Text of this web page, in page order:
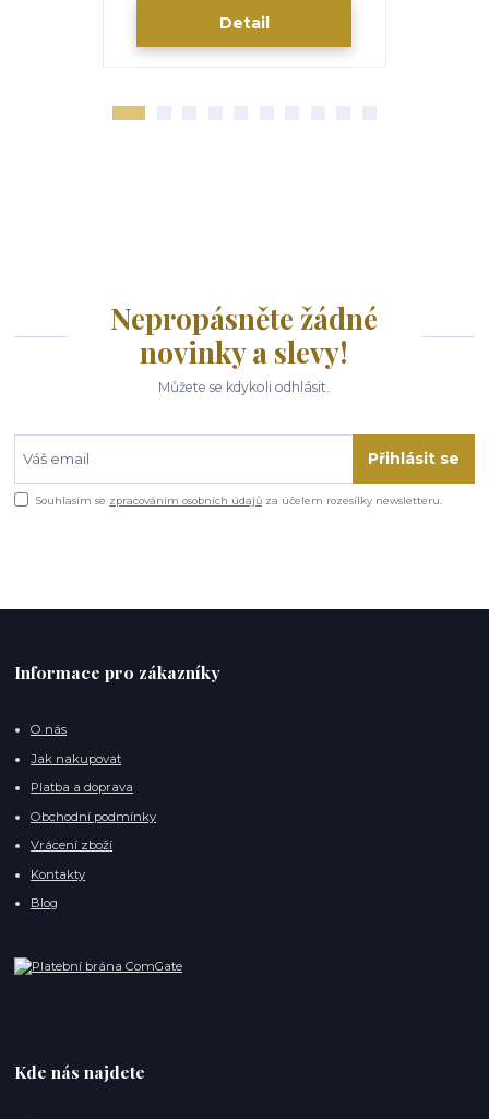
Detail
Nepropásněte žádné
novinky a slevy!
Můžete se kdykoli odhlásit.
Přihlásit se
Souhlasím se zpracováním osobních údajů za účelem rozesílky newsletteru.
Informace pro zákazníky
O nás
Jak nakupovat
Platba a doprava
Obchodní podmínky
Vrácení zboží
Kontakty
Blog
Kde nás najdete